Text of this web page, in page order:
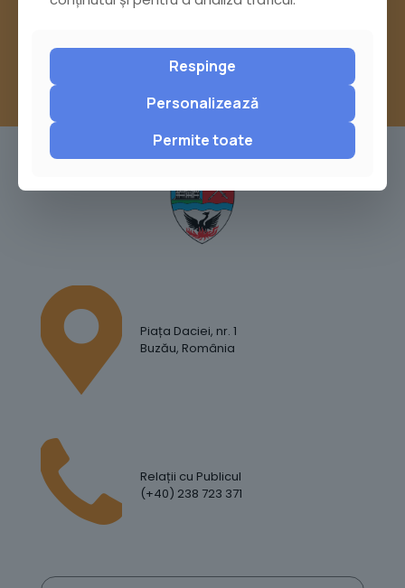
Piața Daciei, nr. 1
Buzău, România
Relații cu Publicul
(+40) 238 723 371
Respinge
Personalizează
Permite toate